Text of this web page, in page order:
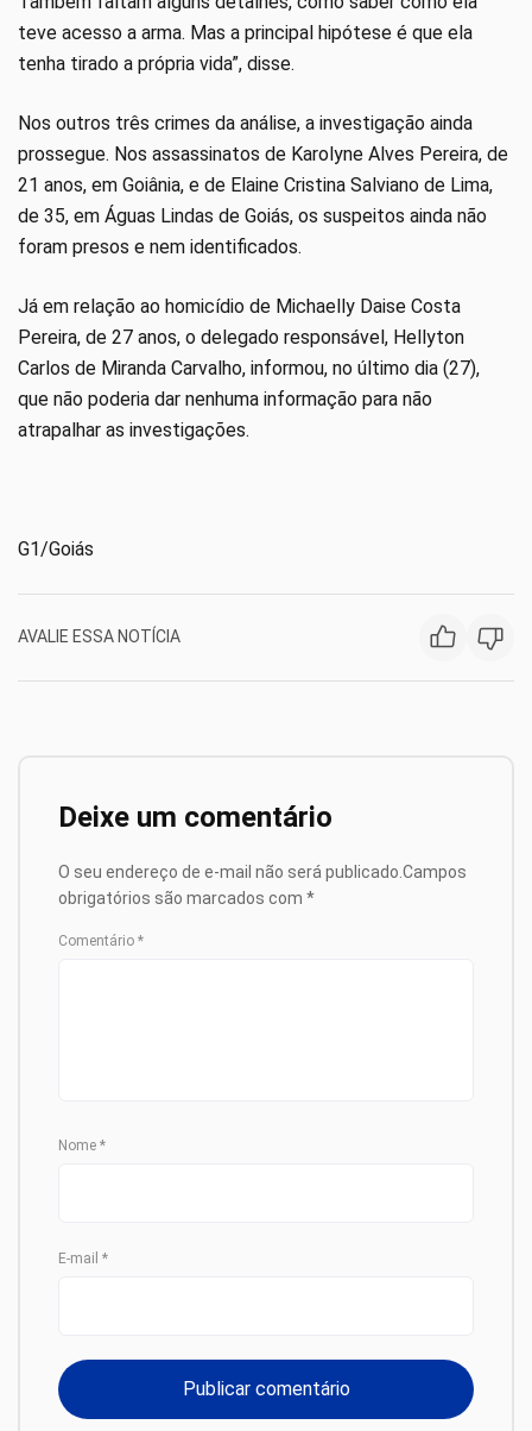
teve acesso a arma. Mas a principal hipótese é que ela
tenha tirado a própria vida”, disse.
Nos outros três crimes da análise, a investigação ainda
prossegue. Nos assassinatos de Karolyne Alves Pereira, de
21 anos, em Goiânia, e de Elaine Cristina Salviano de Lima,
de 35, em Águas Lindas de Goiás, os suspeitos ainda não
foram presos e nem identificados.
Já em relação ao homicídio de Michaelly Daise Costa
Pereira, de 27 anos, o delegado responsável, Hellyton
Carlos de Miranda Carvalho, informou, no último dia (27),
que não poderia dar nenhuma informação para não
atrapalhar as investigações.
G1/Goiás
AVALIE ESSA NOTÍCIA
Deixe um comentário
O seu endereço de e-mail não será publicado. Campos
obrigatórios são marcados com *
Comentário *
Nome *
E-mail *